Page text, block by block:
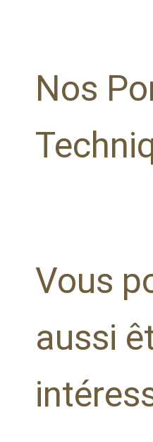
Nos
Vous
aussi